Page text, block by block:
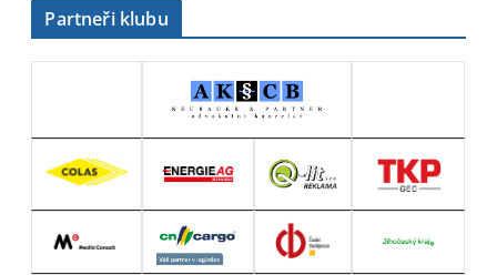
Partneři klubu